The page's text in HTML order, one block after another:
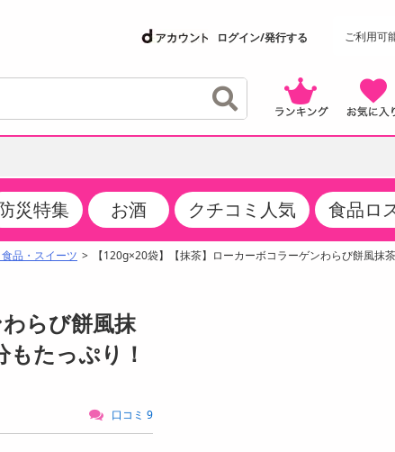
ログイン/発行する ご利用可
ー
ング
クーポン
商品限定クーポン
・調味料
・コーンフレーク
ト・乳製品・卵
ング・油
食品
ード・水産加工品
果物加工品
食品
トルト・冷凍食品・惣菜
子
カー
・タブレット
ルーツ
ス・スイーツ
ギフト
フトドリンク）
ドリンク）
・乳飲料
ナジードリンク
クテル
軟剤・漂白剤
剤
チン・日用品
生用品
ケア・ボディケア
ーティーケア
メイクアップ・ネイル
ガニックコスメ
・ダイエット・サプリメント
・ドリンク
品・医薬部外品
テリア・家具・収納・寝具
ト・クッション
・カウンター
ッション
・空調
モリーカード
ー・キッズ・マタニティ
ト用品
品
災特集 お酒 クチコミ人気 食品ロ
品・スイーツ 【120g×20袋】【抹茶】ローカーボコラーゲンわらび餅風抹
らび餅風抹
たっぷり！
口コミ 9